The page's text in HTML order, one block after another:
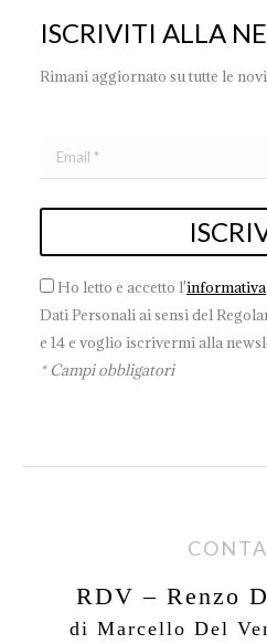
ISCRIVITI ALLA
Rimani aggiornato su tutte le
Ho letto e accetto l'informativa
Dati Personali ai sensi del
e 14 e voglio iscrivermi alla
* Campi obbligatori
RDV – Renzo
di Marcello Del